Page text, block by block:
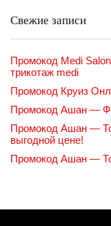
Свежие записи
Промокод Medi
трикотаж medi
Промокод Круиз
Промокод Ашан —
Промокод Ашан —
выгодной цене!
Промокод Ашан —